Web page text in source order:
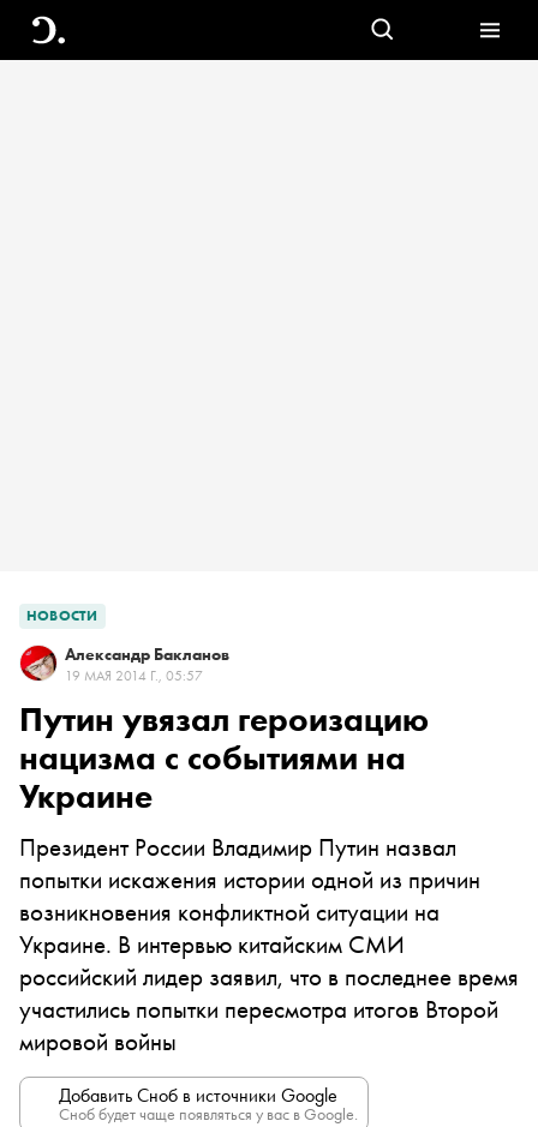
НОВОСТИ
Александр Бакланов
19 МАЯ 2014 Г., 05:57
Путин увязал героизацию
нацизма с событиями на
Украине
Президент России Владимир Путин назвал
попытки искажения истории одной из причин
возникновения конфликтной ситуации на
Украине. В интервью китайским СМИ
российский лидер заявил, что в последнее время
участились попытки пересмотра итогов Второй
мировой войны
Добавить Сноб в источники Google
Сноб будет чаще появляться у вас в Google.